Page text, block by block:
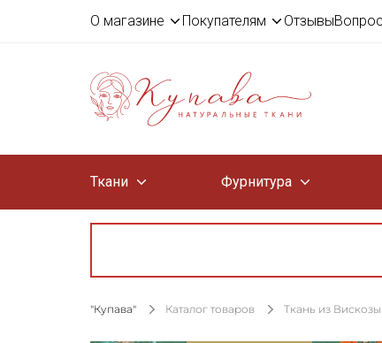
О магазине Покупателям Отзывы
Ткани Фурнитура
"Купава" Каталог товаров Ткань из Вискозы